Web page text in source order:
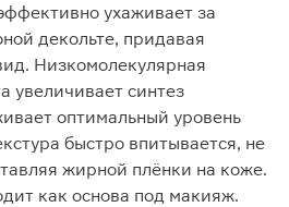
ухаживает за
декольте, придавая
Низкомолекулярная
увеличивает синтез
оптимальный уровень
быстро впитывается, не
жирной плёнки на коже.
как основа под макияж.